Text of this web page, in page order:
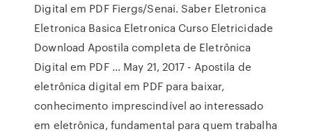
Digital em PDF Fiergs/Senai. Saber Eletronica
Eletronica Basica Eletronica Curso Eletricidade
Download Apostila completa de Eletrônica
Digital em PDF ... May 21, 2017 - Apostila de
eletrônica digital em PDF para baixar,
conhecimento imprescindível ao interessado
em eletrônica, fundamental para quem trabalha